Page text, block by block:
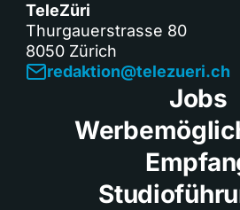
TeleZüri
Thurgauerstrasse 80
8050 Zürich
redaktion@telezueri.ch
Jobs